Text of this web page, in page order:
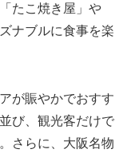
たこ焼き屋」や
ナブルに食事を楽
が賑やかでおすす
び、観光客だけで
さらに、大阪名物